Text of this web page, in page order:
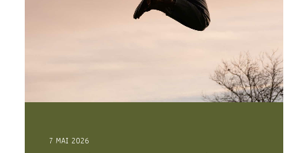
7 MAI 2026